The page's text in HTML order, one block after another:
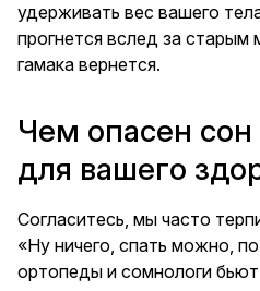
удерживать вес вашего
прогнется вслед за старым
гамака вернется.
Чем опасен сон
для вашего
Согласитесь, мы часто
«Ну ничего, спать можно,
ортопеды и сомнологи бьют